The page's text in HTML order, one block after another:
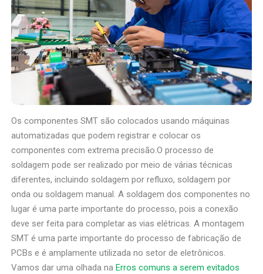
Os componentes SMT são colocados usando máquinas
automatizadas que podem registrar e colocar os
componentes com extrema precisão.O processo de
soldagem pode ser realizado por meio de várias técnicas
diferentes, incluindo soldagem por refluxo, soldagem por
onda ou soldagem manual. A soldagem dos componentes no
lugar é uma parte importante do processo, pois a conexão
deve ser feita para completar as vias elétricas. A montagem
SMT é uma parte importante do processo de fabricação de
PCBs e é amplamente utilizada no setor de eletrônicos.
Vamos dar uma olhada na Erros comuns a serem evitados